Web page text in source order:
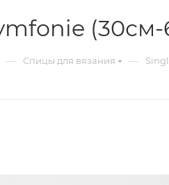
— Спицы для вязания —